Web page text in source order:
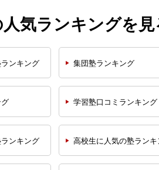
気ランキングを見
ランキング 集団塾ランキング
学習塾口コミ ランキング
ランキング 高校生に人気の塾ラン